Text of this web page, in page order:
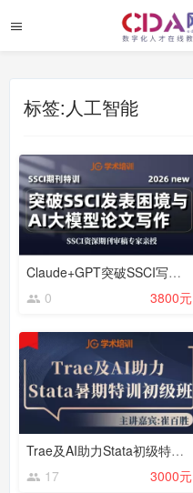
标签:人工智能
Claude+GPT突破SSCI写作发表困境 2026new
0
3800元
Trae及AI助力Stata初级特训_2026年暑期
17
3000元